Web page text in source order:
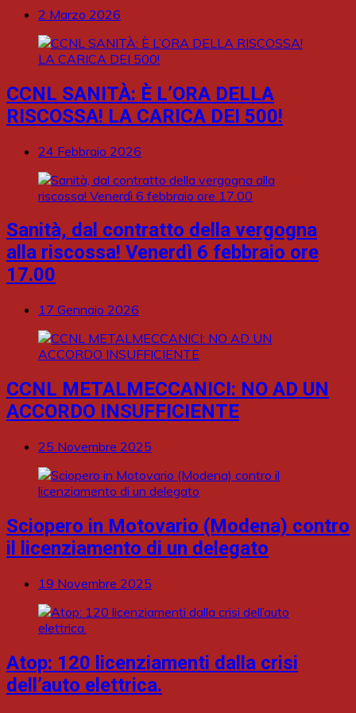
2 Marzo 2026
CCNL SANITÀ: È L’ORA DELLA
RISCOSSA! LA CARICA DEI 500!
24 Febbraio 2026
Sanità, dal contratto della vergogna
alla riscossa! Venerdì 6 febbraio ore
17.00
17 Gennaio 2026
CCNL METALMECCANICI: NO AD UN
ACCORDO INSUFFICIENTE
25 Novembre 2025
Sciopero in Motovario (Modena) contro
il licenziamento di un delegato
19 Novembre 2025
Atop: 120 licenziamenti dalla crisi
dell’auto elettrica.